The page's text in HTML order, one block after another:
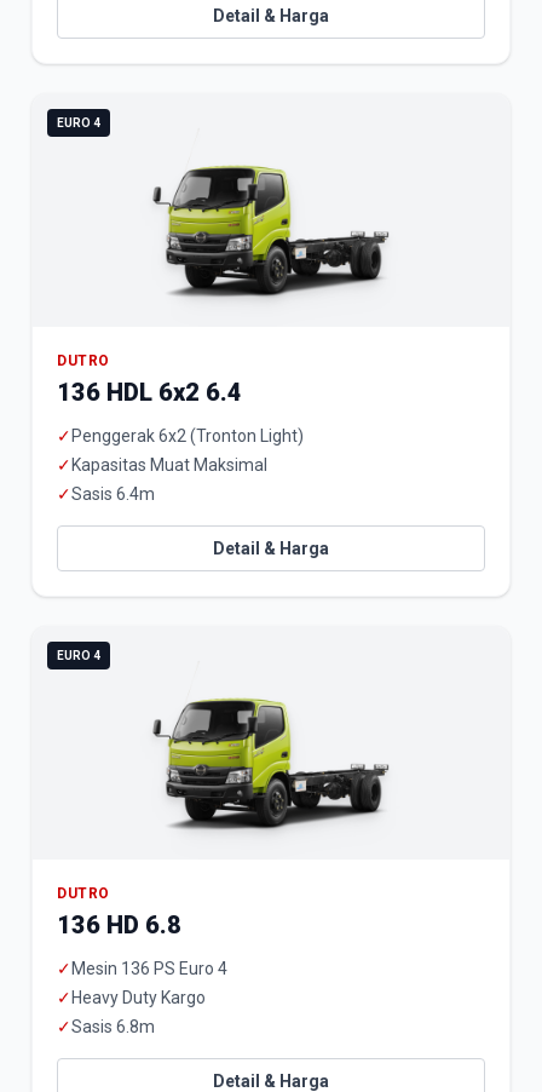
Detail & Harga
EURO 4
DUTRO
136 HDL 6x2 6.4
✓ Penggerak 6x2 (Tronton Light)
✓ Kapasitas Muat Maksimal
✓Sasis 6.4m
Detail & Harga
EURO 4
DUTRO
136 HD 6.8
✓ Mesin 136 PS Euro 4
✓ Heavy Duty Kargo
✓Sasis 6.8m
Detail & Harga